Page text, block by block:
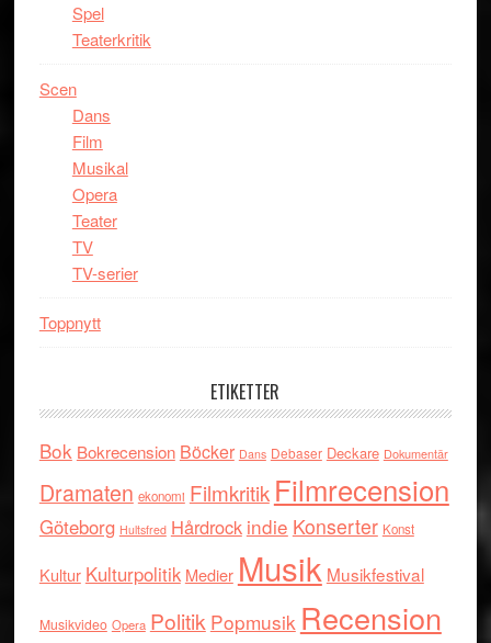
Spel
Teaterkritik
Scen
Dans
Film
Musikal
Opera
Teater
TV
TV-serier
Toppnytt
ETIKETTER
Bok Bokrecension Böcker Dans Debaser Deckare Dokumentär
Dramaten ekonomi Filmkritik Filmrecension
Göteborg Hultsfred Hårdrock indie Konserter Konst
Kultur Kulturpolitik Medier Musik Musikfestival
Musikvideo Opera Politik Popmusik Recension